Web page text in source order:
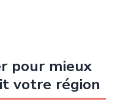
pour mieux
votre région